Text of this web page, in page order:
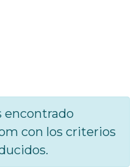
encontrado
con los criterios